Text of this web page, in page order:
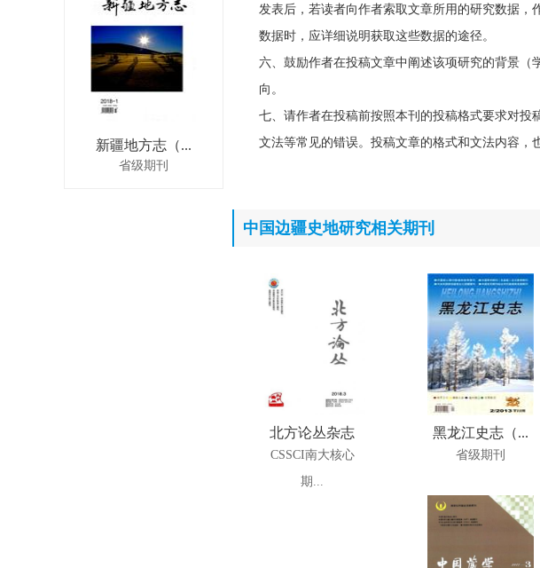
新疆地方志（...
省级期刊
发表后，若读者向作者索取文章所用的研究数据
数据时，应详细说明获取这些数据的途径。
六、鼓励作者在投稿文章中阐述该项研究的背景
向。
七、请作者在投稿前按照本刊的投稿格式要求对投
文法等常见的错误。投稿文章的格式和文法内容，
中国边疆史地研究相关期刊
北方论丛杂志
CSSCI南大核心
期...
黑龙江史志（...
省级期刊